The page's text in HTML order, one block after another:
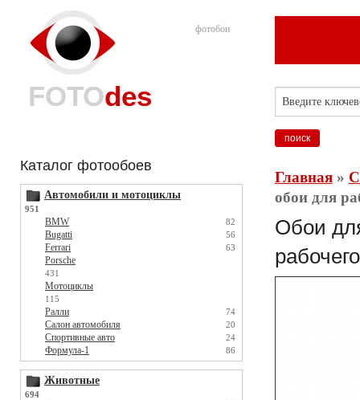
фотобои
FOTOdes
Каталог фотообоев
Автомобили и мотоциклы
951
BMW 82
Bugatti 56
Ferrari 63
Porsche
431
Мотоциклы
115
Ралли 74
Салон автомобиля 20
Спортивные авто 24
Формула-1 86
Животные
694
Главная»
обои для
Обои